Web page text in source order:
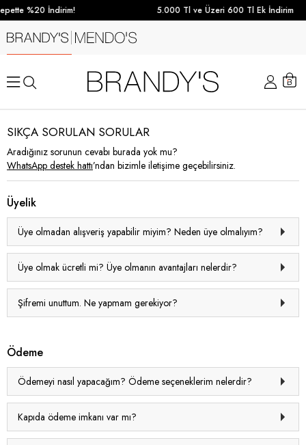
%20 İndirim! 5.000 Tl ve Üzeri 600 Tl Ek İndirim
SIKÇA SORULAN SORULAR
Aradığınız sorunun cevabı burada yok mu?
WhatsApp destek hattı’ndan bizimle iletişime geçebilirsiniz.
Üyelik
Üye olmadan alışveriş yapabilir miyim? Neden üye olmalıyım?
Üye olmak ücretli mi? Üye olmanın avantajları nelerdir?
Şifremi unuttum. Ne yapmam gerekiyor?
Ödeme
Ödemeyi nasıl yapacağım? Ödeme seçeneklerim nelerdir?
Kapıda ödeme imkanı var mı?